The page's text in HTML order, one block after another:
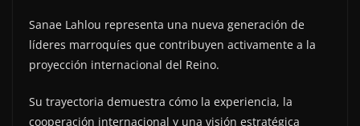
Sanae Lahlou representa una nueva generación de
líderes marroquíes que contribuyen activamente a la
proyección internacional del Reino.
Su trayectoria demuestra cómo la experiencia, la
cooperación internacional y una visión estratégica